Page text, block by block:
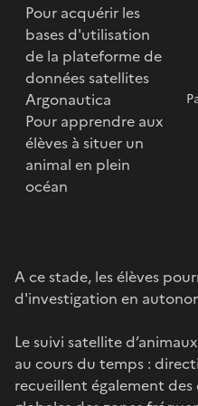
Pour acquérir les
bases d'utilisation
de la plateforme de
données satellites
Argonautica
Pour apprendre aux
élèves à situer un
animal en plein
océan
A ce stade, les élèves
d'investigation en
Le suivi satellite
au cours du temps :
recueillent également